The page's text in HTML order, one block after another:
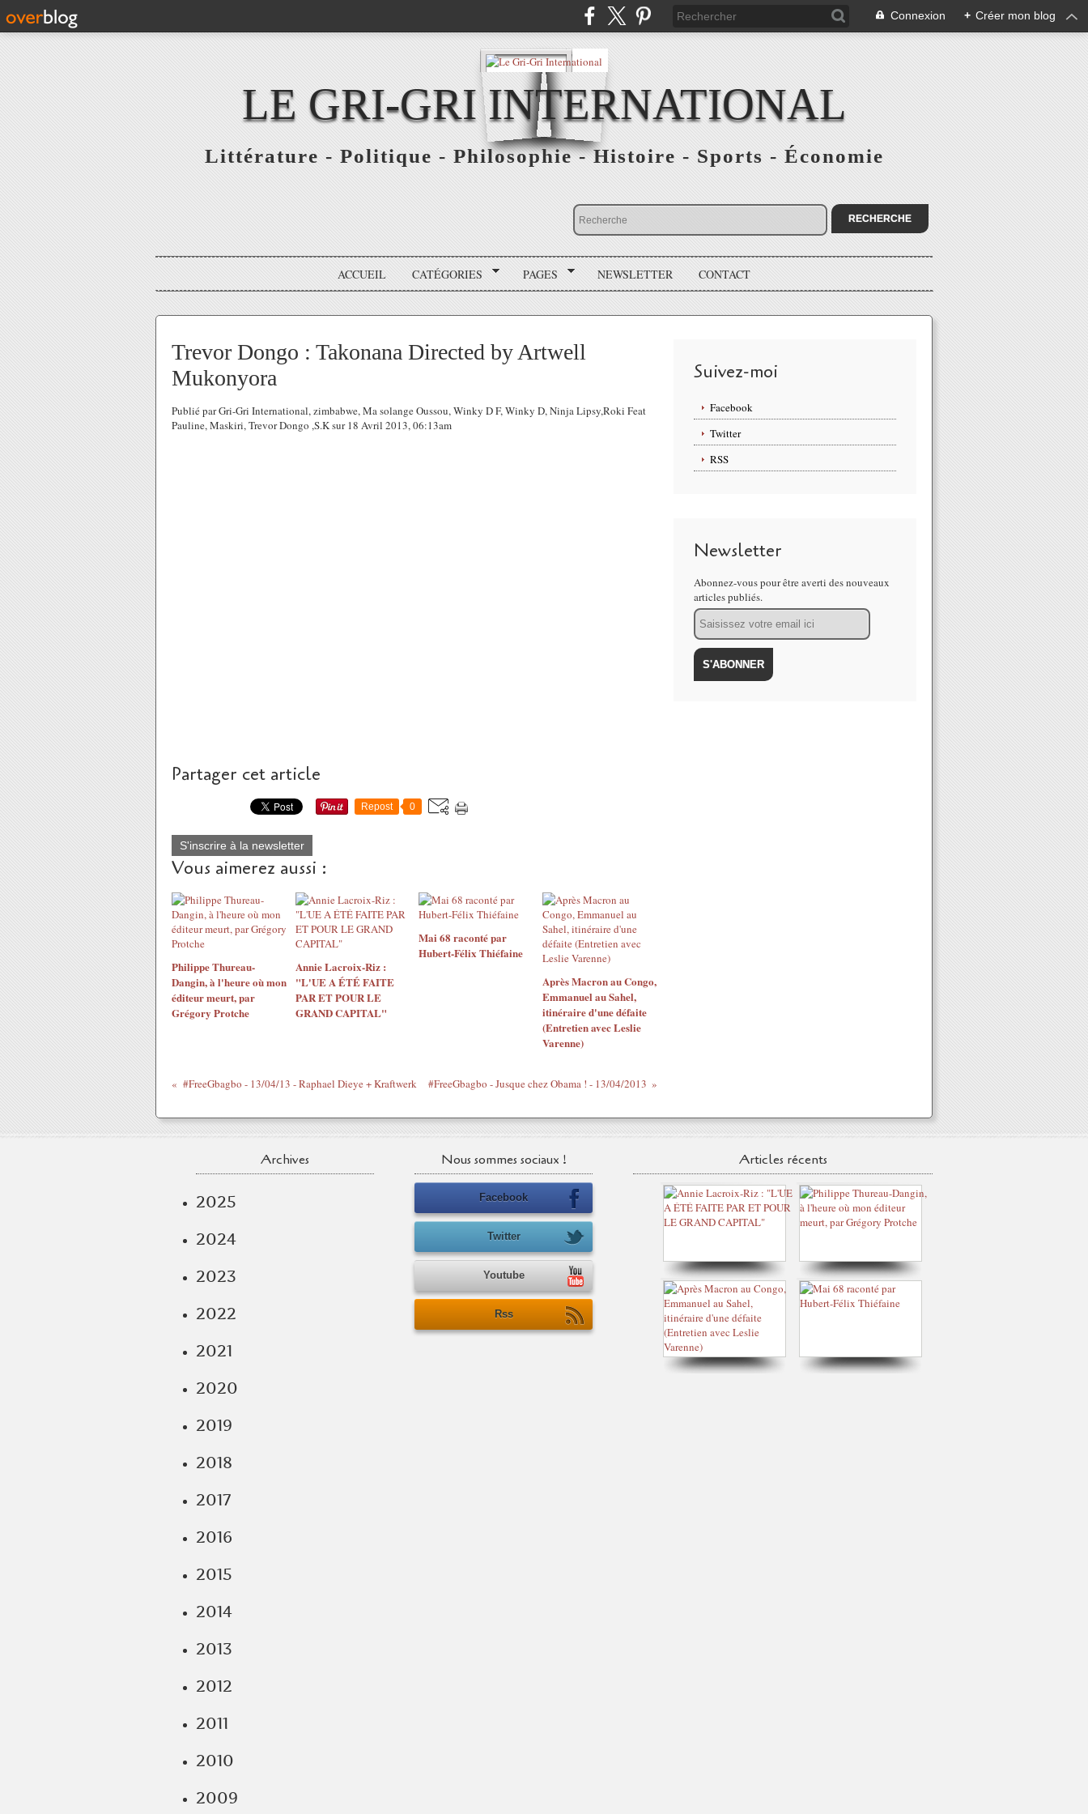
Connexion + Créer mon blog
LE GRI-GRI INTERNATIONAL
Littérature - Politique - Philosophie - Histoire - Sports - Économie
ACCUEIL CATÉGORIES PAGES NEWSLETTER CONTACT
Trevor Dongo : Takonana Directed by Artwell
Mukonyora
Publié par Gri-Gri International, zimbabwe, Ma solange Oussou, Winky D F, Winky D, Ninja Lipsy,Roki Feat
Pauline, Maskiri, Trevor Dongo ,S.K sur 18 Avril 2013, 06:13am
Partager cet article
Repost 0
S'inscrire à la newsletter
Vous aimerez aussi :
Philippe Thureau-
Dangin, à l'heure où mon
éditeur meurt, par
Grégory Protche
Annie Lacroix-Riz :
"L'UE A ÉTÉ FAITE
PAR ET POUR LE
GRAND CAPITAL"
Mai 68 raconté par
Hubert-Félix Thiéfaine
Après Macron au Congo,
Emmanuel au Sahel,
itinéraire d'une défaite
(Entretien avec Leslie
Varenne)
#FreeGbagbo - 13/04/13 - Raphael Dieye + Kraftwerk #FreeGbagbo - Jusque chez Obama ! - 13/04/2013
Suivez-moi
Facebook
Twitter
RSS
Newsletter
Abonnez-vous pour être averti des nouveaux
articles publiés.
Email
Archives
2025
2024
2023
2022
2021
2020
2019
2018
2017
2016
2015
2014
2013
2012
2011
2010
2009
Nous sommes sociaux !
Facebook
Twitter
Youtube
Rss
Articles récents